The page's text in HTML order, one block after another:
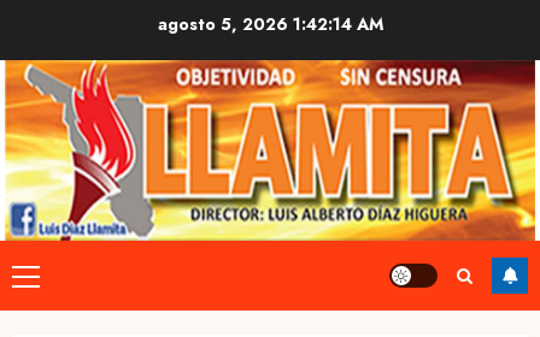
content
agosto 5, 2026 1:42:15 AM
Primary
Menu